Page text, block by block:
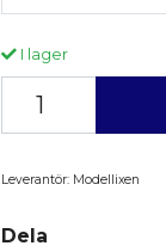
I lager
Leverantör: Modellixen
Dela